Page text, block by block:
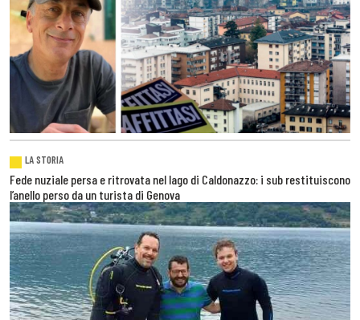
LA STORIA
Fede nuziale persa e ritrovata nel lago di Caldonazzo: i sub restituiscono
l’anello perso da un turista di Genova